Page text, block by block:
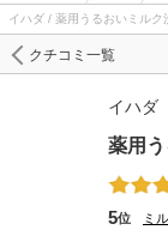
イハダ / 薬用うるおいミルク
クチコミ一覧
イハダ
薬用
5位 ミ